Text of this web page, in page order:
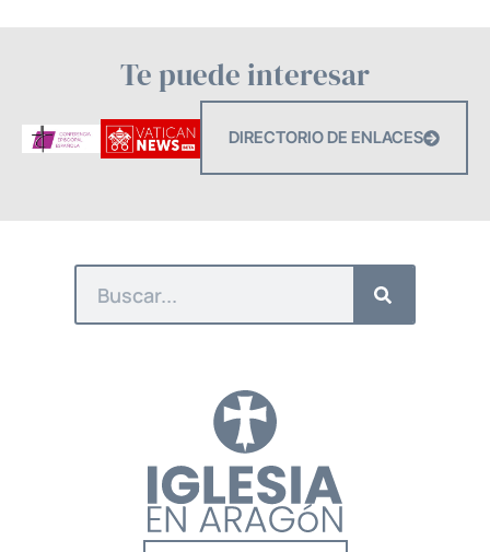
Te puede interesar
DIRECTORIO DE ENLACES